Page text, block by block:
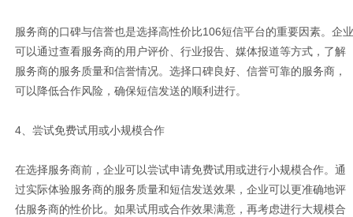
服务商的口碑与信誉也是选择高性价比106短信平台的重要因素。企业
可以通过查看服务商的用户评价、行业报告、媒体报道等方式，了解
服务商的服务质量和信誉情况。选择口碑良好、信誉可靠的服务商，
可以降低合作风险，确保短信发送的顺利进行。
4、尝试免费试用或小规模合作
在选择服务商前，企业可以尝试申请免费试用或进行小规模合作。通
过实际体验服务商的服务质量和短信发送效果，企业可以更准确地评
估服务商的性价比。如果试用或合作效果满意，再考虑进行大规模合